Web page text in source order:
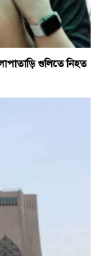
গুলিতে নিহত